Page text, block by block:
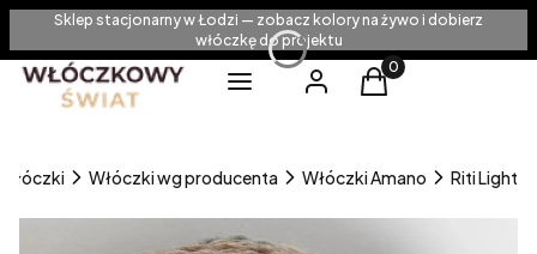
Sklep stacjonarny w Łodzi — zobacz kolory na żywo i dobierz
włóczkę do projektu
Menu
Zaloguj sięProdukty w
Koszyk
Włóczki Włóczki wg producenta Włóczki Amano Riti Light